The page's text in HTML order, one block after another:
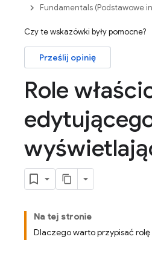
Fundamentals (Podstawowe
Czy te wskazówki były pomocne?
Prześlij opinię
Role
Na tej stronie
Dlaczego warto przypisać rolę